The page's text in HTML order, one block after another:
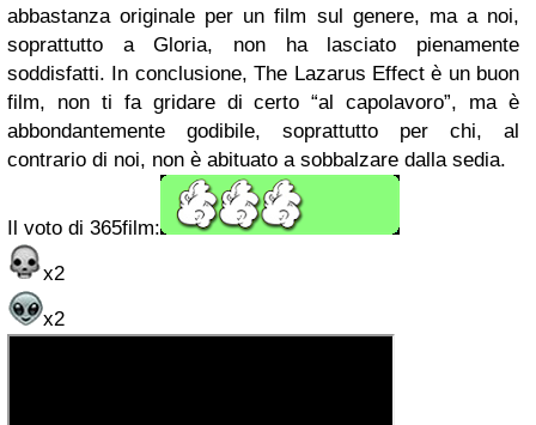
abbastanza originale per un film sul genere, ma a noi,
soprattutto a Gloria, non ha lasciato pienamente
soddisfatti. In conclusione, The Lazarus Effect è un buon
film, non ti fa gridare di certo “al capolavoro”, ma è
abbondantemente godibile, soprattutto per chi, al
contrario di noi, non è abituato a sobbalzare dalla sedia.
Il voto di 365film:
x2
x2